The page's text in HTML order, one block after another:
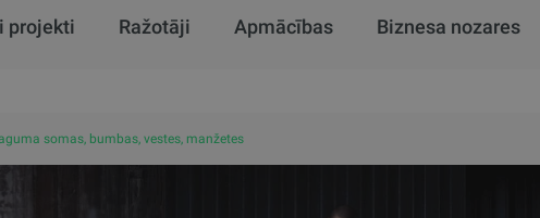
projekti Ražotāji Apmācības Biznesa nozares
somas, bumbas, vestes, manžetes